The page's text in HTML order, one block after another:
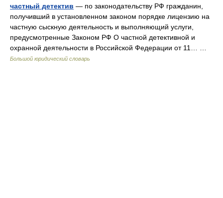
частный детектив — по законодательству РФ гражданин,
получивший в установленном законом порядке лицензию на
частную сыскную деятельность и выполняющий услуги,
предусмотренные Законом РФ О частной детективной и
охранной деятельности в Российской Федерации от 11… …
Большой юридический словарь